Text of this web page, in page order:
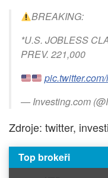
BREAKING:
*U.S. JOBLESS
PREV. 221,000
— Investing.com
Zdroje: twitter,
Top brokeři